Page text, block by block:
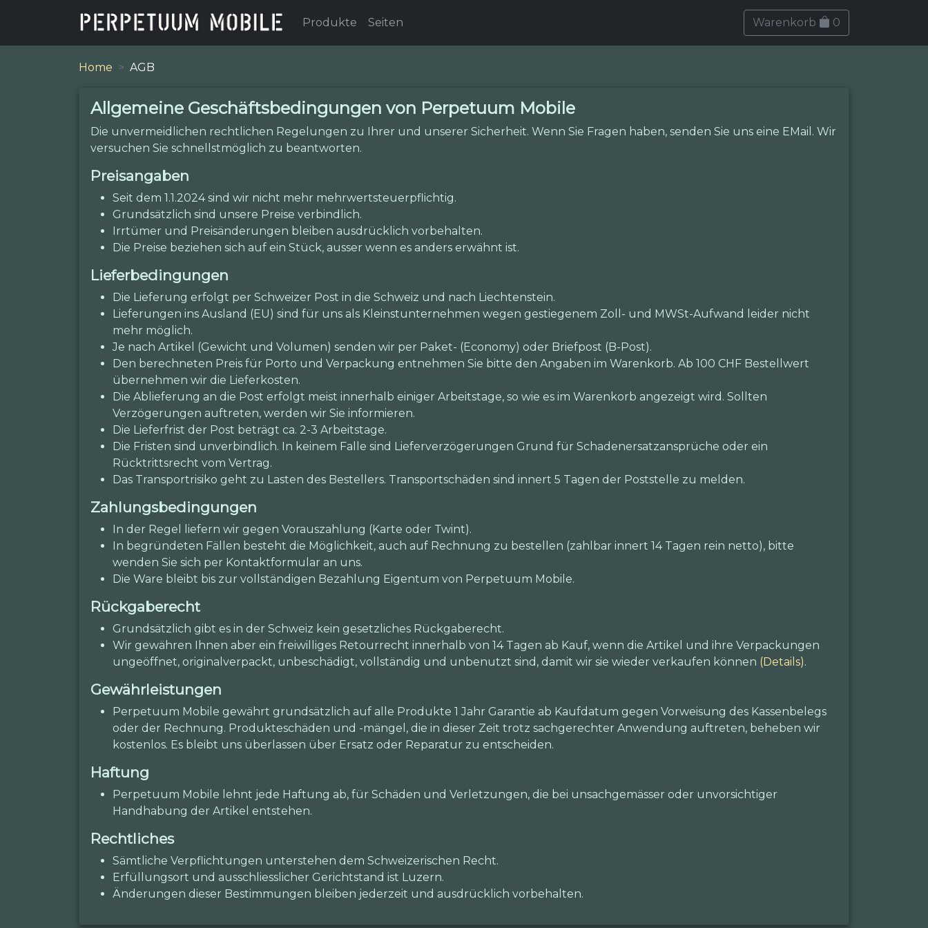
Produkte Seiten Warenkorb 0
Home AGB
Allgemeine Geschäftsbedingungen von Perpetuum Mobile
Die unvermeidlichen rechtlichen Regelungen zu Ihrer und unserer Sicherheit. Wenn Sie Fragen haben, senden Sie uns eine EMail. Wir
versuchen Sie schnellstmöglich zu beantworten.
Preisangaben
Seit dem 1.1.2024 sind wir nicht mehr mehrwertsteuerpflichtig.
Grundsätzlich sind unsere Preise verbindlich.
Irrtümer und Preisänderungen bleiben ausdrücklich vorbehalten.
Die Preise beziehen sich auf ein Stück, ausser wenn es anders erwähnt ist.
Lieferbedingungen
Die Lieferung erfolgt per Schweizer Post in die Schweiz und nach Liechtenstein.
Lieferungen ins Ausland (EU) sind für uns als Kleinstunternehmen wegen gestiegenem Zoll- und MWSt-Aufwand leider nicht
mehr möglich.
Je nach Artikel (Gewicht und Volumen) senden wir per Paket- (Economy) oder Briefpost (B-Post).
Den berechneten Preis für Porto und Verpackung entnehmen Sie bitte den Angaben im Warenkorb. Ab 100 CHF Bestellwert
übernehmen wir die Lieferkosten.
Die Ablieferung an die Post erfolgt meist innerhalb einiger Arbeitstage, so wie es im Warenkorb angezeigt wird. Sollten
Verzögerungen auftreten, werden wir Sie informieren.
Die Lieferfrist der Post beträgt ca. 2-3 Arbeitstage.
Die Fristen sind unverbindlich. In keinem Falle sind Lieferverzögerungen Grund für Schadenersatzansprüche oder ein
Rücktrittsrecht vom Vertrag.
Das Transportrisiko geht zu Lasten des Bestellers. Transportschäden sind innert 5 Tagen der Poststelle zu melden.
Zahlungsbedingungen
In der Regel liefern wir gegen Vorauszahlung (Karte oder Twint).
In begründeten Fällen besteht die Möglichkeit, auch auf Rechnung zu bestellen (zahlbar innert 14 Tagen rein netto), bitte
wenden Sie sich per Kontaktformular an uns.
Die Ware bleibt bis zur vollständigen Bezahlung Eigentum von Perpetuum Mobile.
Rückgaberecht
Grundsätzlich gibt es in der Schweiz kein gesetzliches Rückgaberecht.
Wir gewähren Ihnen aber ein freiwilliges Retourrecht innerhalb von 14 Tagen ab Kauf, wenn die Artikel und ihre Verpackungen
ungeöffnet, originalverpackt, unbeschädigt, vollständig und unbenutzt sind, damit wir sie wieder verkaufen können (Details).
Gewährleistungen
Perpetuum Mobile gewährt grundsätzlich auf alle Produkte 1 Jahr Garantie ab Kaufdatum gegen Vorweisung des Kassenbelegs
oder der Rechnung. Produkteschäden und -mängel, die in dieser Zeit trotz sachgerechter Anwendung auftreten, beheben wir
kostenlos. Es bleibt uns überlassen über Ersatz oder Reparatur zu entscheiden.
Haftung
Perpetuum Mobile lehnt jede Haftung ab, für Schäden und Verletzungen, die bei unsachgemässer oder unvorsichtiger
Handhabung der Artikel entstehen.
Rechtliches
Sämtliche Verpflichtungen unterstehen dem Schweizerischen Recht.
Erfüllungsort und ausschliesslicher Gerichtstand ist Luzern.
Änderungen dieser Bestimmungen bleiben jederzeit und ausdrücklich vorbehalten.